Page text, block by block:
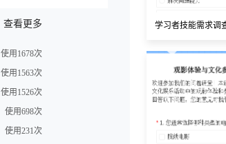
查看更多
使用1678次
使用1563次
使用1526次
使用698次
使用231次
学习者技能需求调